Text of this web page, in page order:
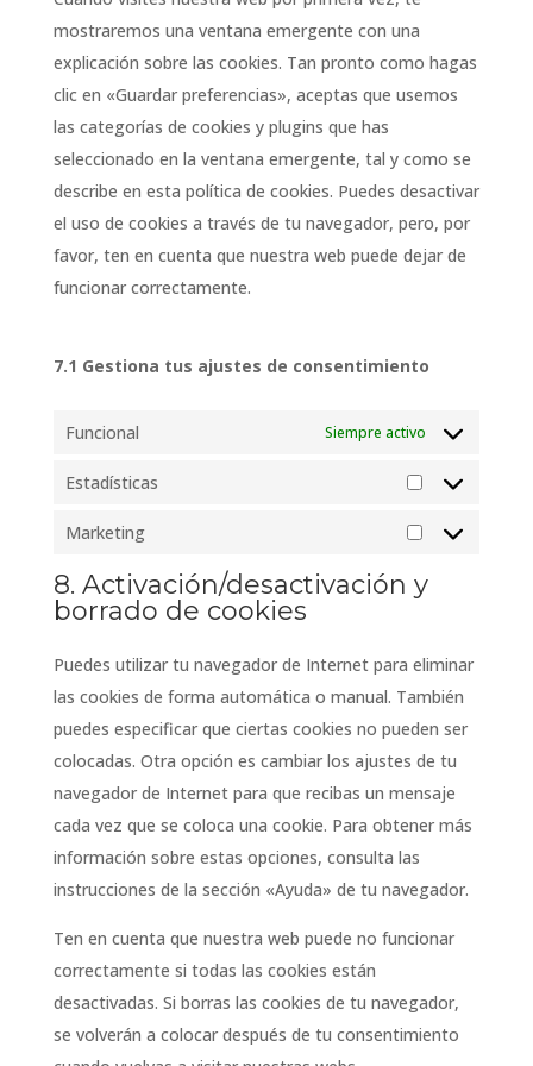
mostraremos una ventana emergente con una
explicación sobre las cookies. Tan pronto como hagas
clic en «Guardar preferencias», aceptas que usemos
las categorías de cookies y plugins que has
seleccionado en la ventana emergente, tal y como se
describe en esta política de cookies. Puedes desactivar
el uso de cookies a través de tu navegador, pero, por
favor, ten en cuenta que nuestra web puede dejar de
funcionar correctamente.
7.1 Gestiona tus ajustes de consentimiento
Funcional Siempre activo
Estadísticas
Estadísticas
Marketing
Marketing
8. Activación/desactivación y
borrado de cookies
Puedes utilizar tu navegador de Internet para eliminar
las cookies de forma automática o manual. También
puedes especificar que ciertas cookies no pueden ser
colocadas. Otra opción es cambiar los ajustes de tu
navegador de Internet para que recibas un mensaje
cada vez que se coloca una cookie. Para obtener más
información sobre estas opciones, consulta las
instrucciones de la sección «Ayuda» de tu navegador.
Ten en cuenta que nuestra web puede no funcionar
correctamente si todas las cookies están
desactivadas. Si borras las cookies de tu navegador,
se volverán a colocar después de tu consentimiento